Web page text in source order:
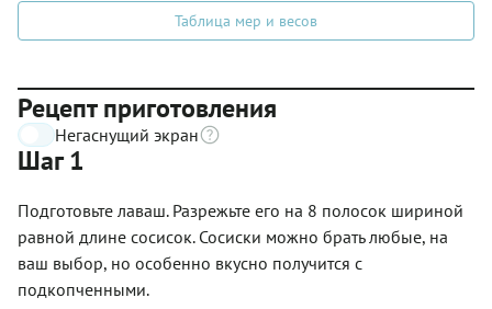
Таблица мер и весов
Рецепт приготовления
Негаснущий экран
Шаг 1
Подготовьте лаваш. Разрежьте его на 8 полосок шириной
равной длине сосисок. Сосиски можно брать любые, на
ваш выбор, но особенно вкусно получится с
подкопченными.